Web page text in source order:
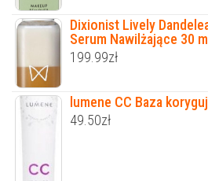
Dixionist Lively
Serum Nawilżające 30 ml
199.99zł
lumene CC Baza
49.50zł